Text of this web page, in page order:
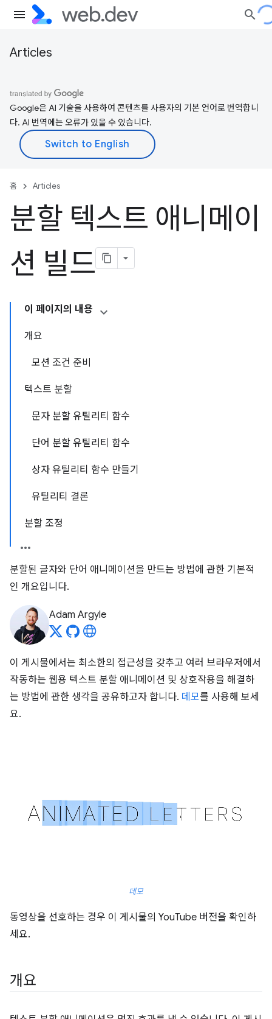
Articles
Google은 AI 기술을 사용하여 콘텐츠를 사용자의 기본 언어로 번역합니
다. AI 번역에는 오류가 있을 수 있습니다.
홈 Articles
분할 텍스트 애니메이
션 빌드
이 페이지의 내용
개요
모션 조건 준비
텍스트 분할
문자 분할 유틸리티 함수
단어 분할 유틸리티 함수
상자 유틸리티 함수 만들기
유틸리티 결론
분할 조정
분할된 글자와 단어 애니메이션을 만드는 방법에 관한 기본적
인 개요입니다.
Adam Argyle
이 게시물에서는 최소한의 접근성을 갖추고 여러 브라우저에서
작동하는 웹용 텍스트 분할 애니메이션 및 상호작용을 해결하
는 방법에 관한 생각을 공유하고자 합니다. 데모를 사용해 보세
요.
데모
동영상을 선호하는 경우 이 게시물의 YouTube 버전을 확인하
세요.
개요